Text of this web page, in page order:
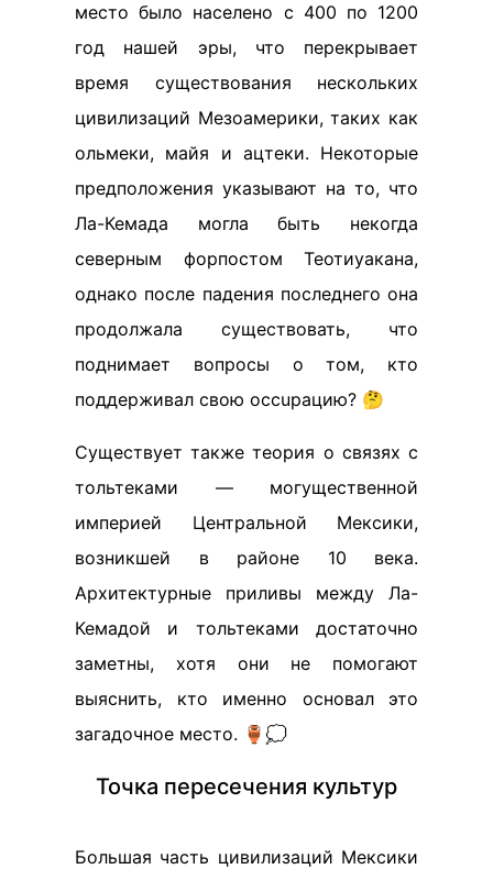
место было населено с 400 по 1200
год нашей эры, что перекрывает
время существования нескольких
цивилизаций Мезоамерики, таких как
ольмеки, майя и ацтеки. Некоторые
предположения указывают на то, что
Ла-Кемада могла быть некогда
северным форпостом Теотиуакана,
однако после падения последнего она
продолжала существовать, что
поднимает вопросы о том, кто
поддерживал свою occupaцию? 🤔
Существует также теория о связях с
тольтеками — могущественной
империей Центральной Мексики,
возникшей в районе 10 века.
Архитектурные приливы между Ла-
Кемадой и тольтеками достаточно
заметны, хотя они не помогают
выяснить, кто именно основал это
загадочное место. 🏺💭
Точка пересечения культур
Большая часть цивилизаций Мексики